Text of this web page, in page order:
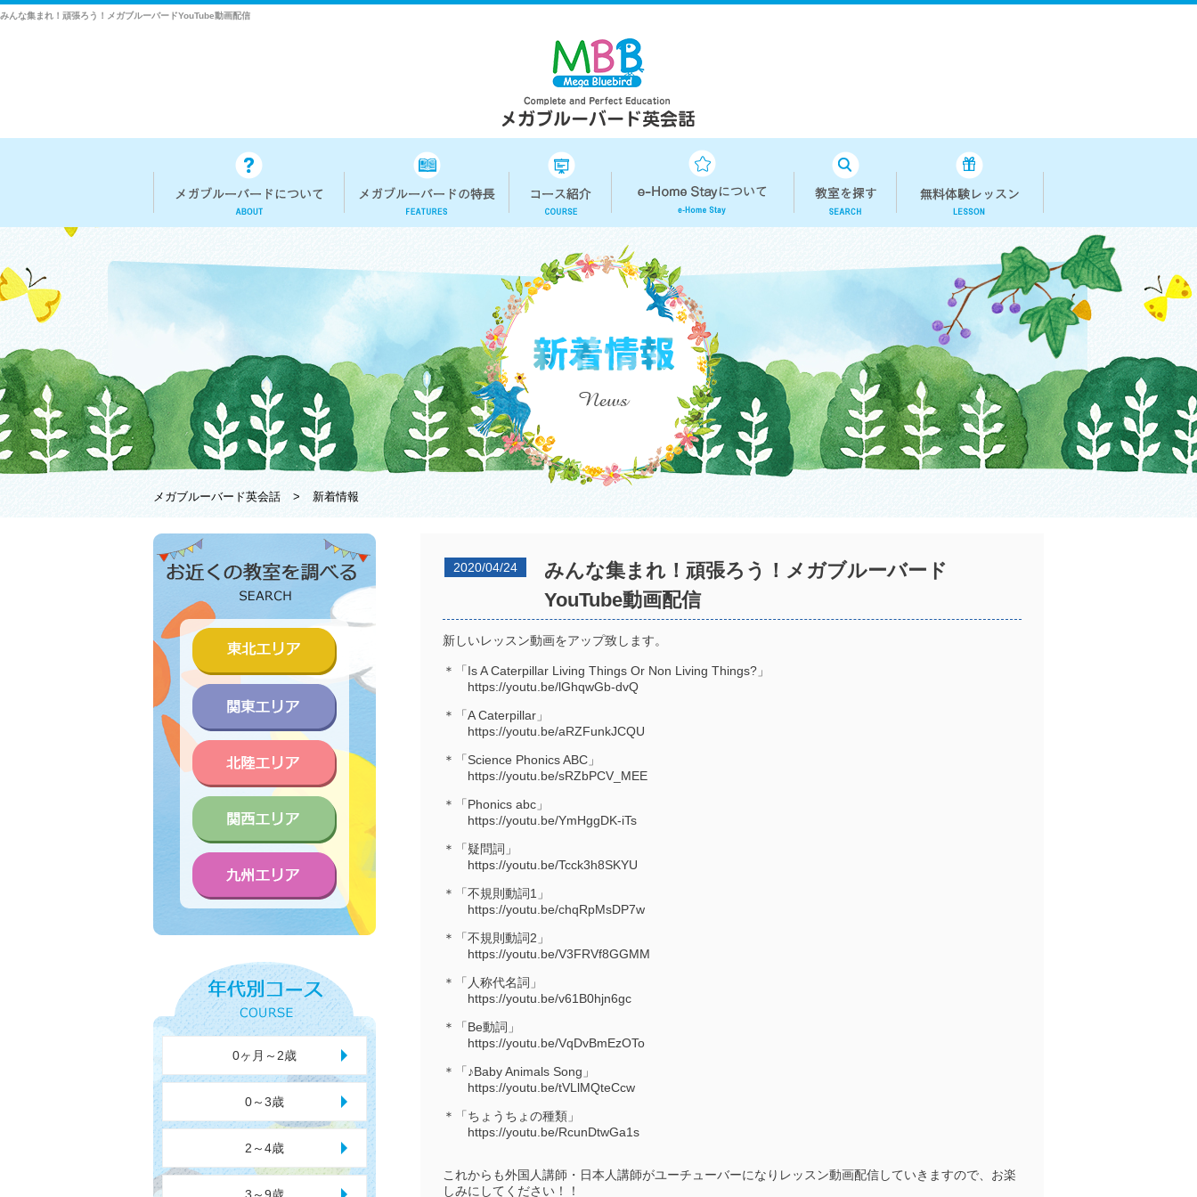
みんな集まれ！頑張ろう！メガブルーバードYouTube動画配信
メガブルーバード英会話 > 新着情報
2020/04/24
みんな集まれ！頑張ろう！メガブルーバード
YouTube動画配信
新しいレッスン動画をアップ致します。
＊「Is A Caterpillar Living Things Or Non Living Things?」
https://youtu.be/lGhqwGb-dvQ
＊「A Caterpillar」
https://youtu.be/aRZFunkJCQU
＊「Science Phonics ABC」
https://youtu.be/sRZbPCV_MEE
＊「Phonics abc」
https://youtu.be/YmHggDK-iTs
＊「疑問詞」
https://youtu.be/Tcck3h8SKYU
＊「不規則動詞1」
https://youtu.be/chqRpMsDP7w
＊「不規則動詞2」
https://youtu.be/V3FRVf8GGMM
＊「人称代名詞」
https://youtu.be/v61B0hjn6gc
＊「Be動詞」
https://youtu.be/VqDvBmEzOTo
＊「♪Baby Animals Song」
https://youtu.be/tVLlMQteCcw
＊「ちょうちょの種類」
https://youtu.be/RcunDtwGa1s
これからも外国人講師・日本人講師がユーチューバーになりレッスン動画配信していきますので、お楽
しみにしてください！！
0ヶ月～2歳
0～3歳
2～4歳